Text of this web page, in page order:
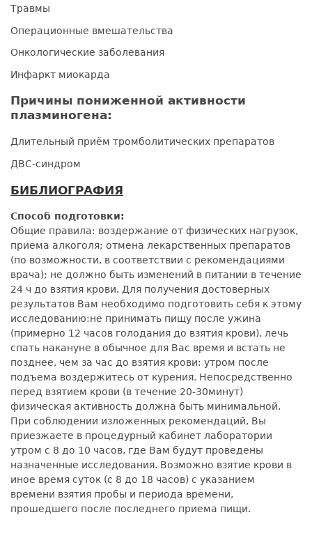
Травмы
Операционные вмешательства
Онкологические заболевания
Инфаркт миокарда
Причины пониженной активности
плазминогена:
Длительный приём тромболитических препаратов
ДВС-синдром
БИБЛИОГРАФИЯ
Способ подготовки:
Общие правила: воздержание от физических нагрузок,
приема алкоголя; отмена лекарственных препаратов
(по возможности, в соответствии с рекомендациями
врача); не должно быть изменений в питании в течение
24 ч до взятия крови. Для получения достоверных
результатов Вам необходимо подготовить себя к этому
исследованию:не принимать пищу после ужина
(примерно 12 часов голодания до взятия крови), лечь
спать накануне в обычное для Вас время и встать не
позднее, чем за час до взятия крови: утром после
подъема воздержитесь от курения. Непосредственно
перед взятием крови (в течение 20-30минут)
физическая активность должна быть минимальной.
При соблюдении изложенных рекомендаций, Вы
приезжаете в процедурный кабинет лаборатории
утром с 8 до 10 часов, где Вам будут проведены
назначенные исследования. Возможно взятие крови в
иное время суток (с 8 до 18 часов) с указанием
времени взятия пробы и периода времени,
прошедшего после последнего приема пищи.